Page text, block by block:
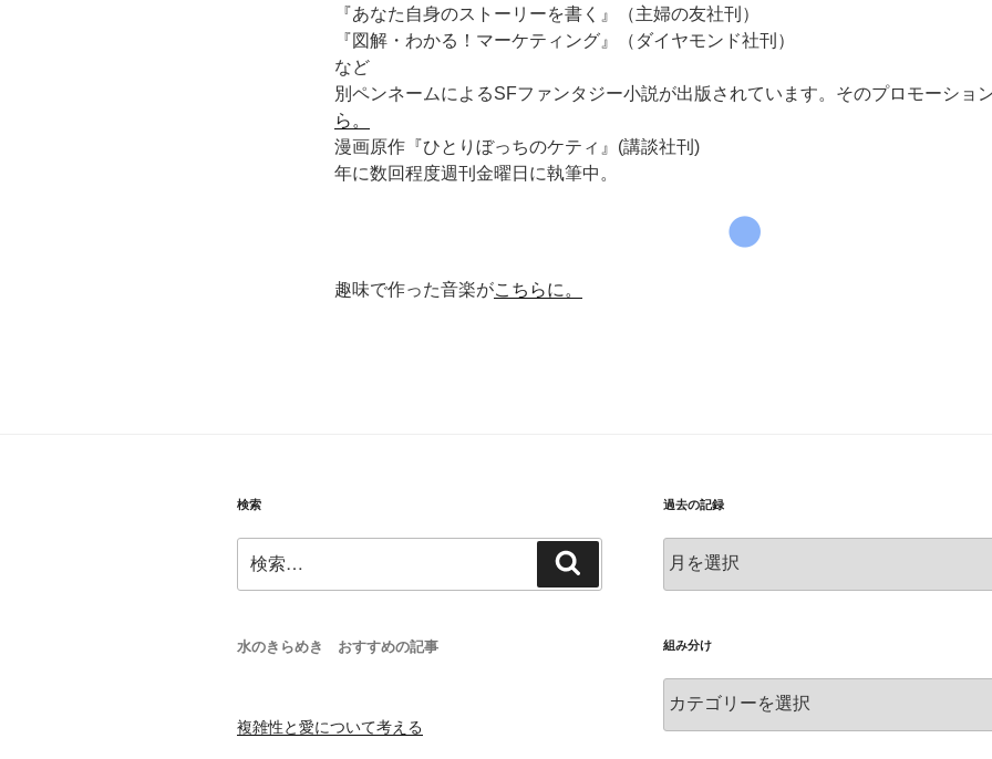
『あなた自身のストーリーを書く』（主婦の友社刊）
『図解・わかる！マーケティング』（ダイヤモンド社刊）
など
別ペンネームによるSFファンタジー小説が出版されています。そのプロモーショ
ら。
漫画原作『ひとりぼっちのケティ』(講談社刊)
年に数回程度週刊金曜日に執筆中。
趣味で作った音楽がこちらに。
検索
索:
索
水のきらめき おすすめの記事
複雑性と愛について考える
過去の記録
去
の
録
組み分け
み
分